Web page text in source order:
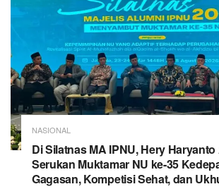
NASIONAL
Di Silatnas MA IPNU, Hery
Serukan Muktamar NU ke-35
Gagasan, Kompetisi Sehat, dan